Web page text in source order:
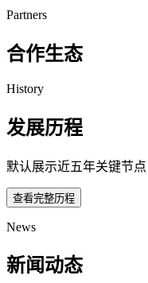
Partners
合作生态
History
发展历程
默认展示近五年关键节
查看完整历程
News
新闻动态